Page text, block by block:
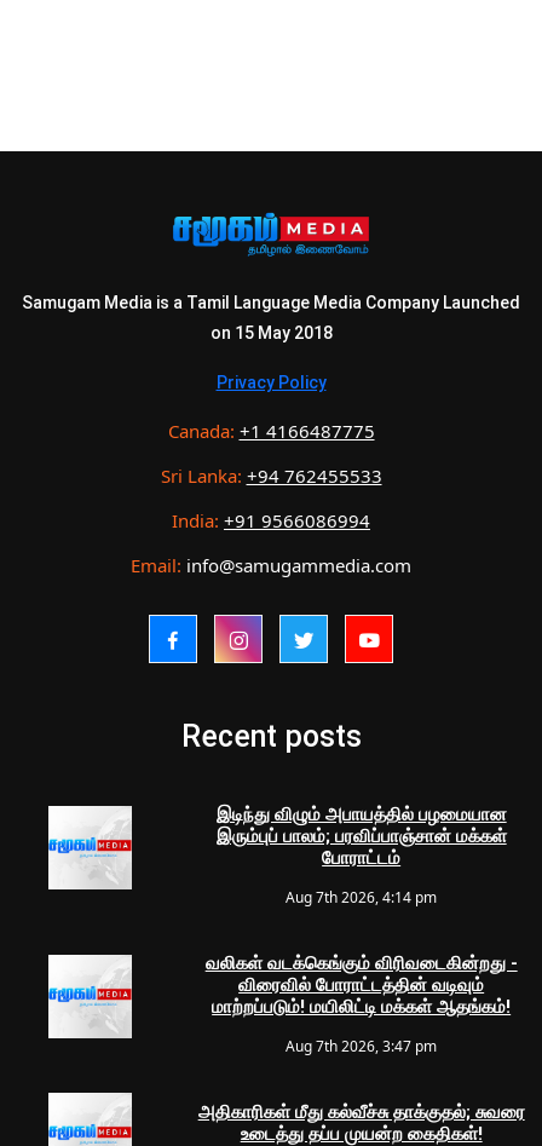
Samugam Media is a Tamil Language Media Company Launched
on 15 May 2018
Privacy Policy
Canada: +1 4166487775
Sri Lanka: +94 762455533
India: +91 9566086994
Email: info@samugammedia.com
Recent posts
இடிந்து விழும் அபாயத்தில் பழமையான
இரும்புப் பாலம்; பரவிப்பாஞ்சான் மக்கள்
போராட்டம்
Aug 7th 2026, 4:14 pm
வலிகள் வடக்கெங்கும் விரிவடைகின்றது -
விரைவில் போராட்டத்தின் வடிவும்
மாற்றப்படும்! மயிலிட்டி மக்கள் ஆதங்கம்!
Aug 7th 2026, 3:47 pm
அதிகாரிகள் மீது கல்வீச்சு தாக்குதல்; சுவரை
உடைத்து தப்ப முயன்ற கைதிகள்!